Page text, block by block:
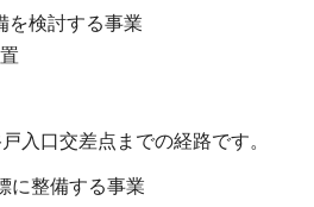
を検討する事業
入口交差点までの経路です。
に整備する事業